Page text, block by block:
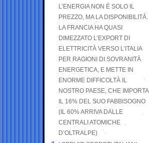
L’ENERGIA NON È SOLO IL
PREZZO, MA LA DISPONIBILITÀ.
LA FRANCIA HA QUASI
DIMEZZATO L’EXPORT DI
ELETTRICITÀ VERSO L’ITALIA
PER RAGIONI DI SOVRANITÀ
ENERGETICA, E METTE IN
ENORME DIFFICOLTÀ IL
NOSTRO PAESE, CHE IMPORTA
IL 16% DEL SUO FABBISOGNO
(IL 60% ARRIVA DALLE
CENTRALI ATOMICHE
D’OLTRALPE)